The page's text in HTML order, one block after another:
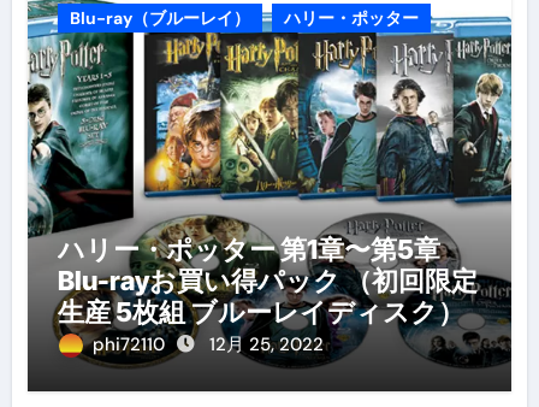
Blu-ray（ブルーレイ） ハリー・ポッター
ハリー・ポッター 第1章〜第5章
Blu-rayお買い得パック （初回限定
生産 5枚組 ブルーレイディスク）
phi72110 12月 25, 2022